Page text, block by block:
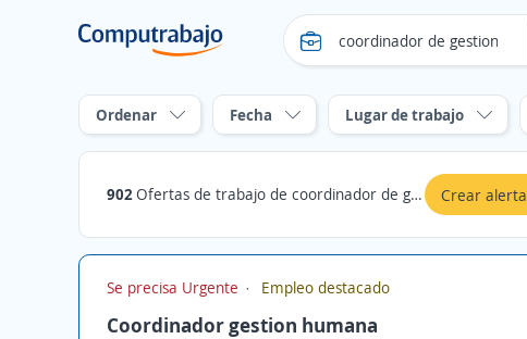
Ordenar Fecha Lugar de trabajo
902Ofertas de trabajo de coordinador de gestion humana Crear alerta
Se precisa Urgente Empleo destacado
Coordinador gestion humana